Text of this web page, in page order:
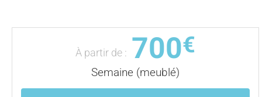
À partir de : 700€
Semaine (meublé)